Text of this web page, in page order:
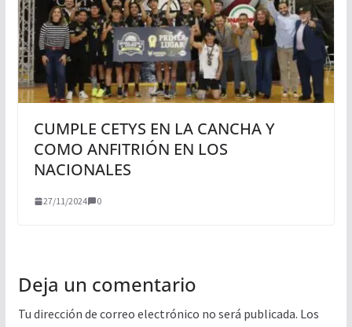
CUMPLE CETYS EN LA CANCHA Y
COMO ANFITRIÓN EN LOS
NACIONALES
27/11/2024 0
Deja un comentario
Tu dirección de correo electrónico no será publicada. Los